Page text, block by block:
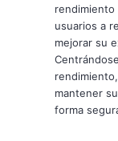
rendimiento
usuarios a
mejorar su
mantener
forma